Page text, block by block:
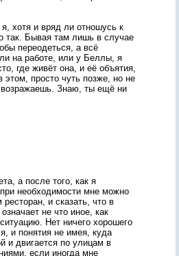
хотя и вряд ли отношусь к
так. Бывая там лишь в случае
переодеться, а всё
на работе, или у Беллы, я
где живёт она, и её объятия,
этом, просто чуть позже, но не
Знаю, ты ещё ни
а после того, как я
необходимости мне можно
и сказать, что в
не что иное, как
Нет ничего хорошего
и понятия не имея, куда
и двигается по улицам в
если иногда мне